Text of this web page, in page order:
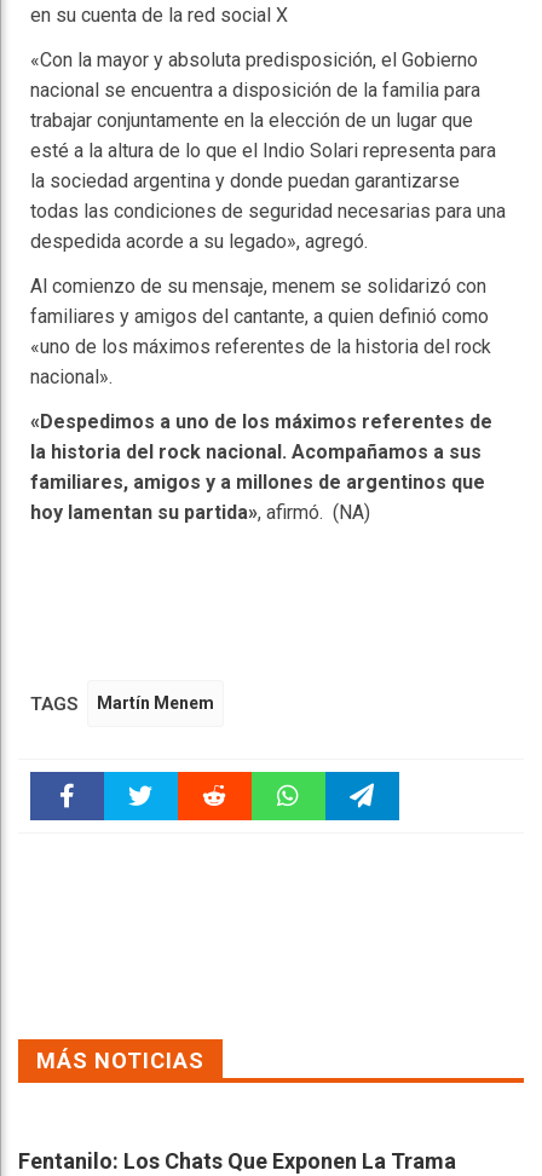
en su cuenta de la red social X
«Con la mayor y absoluta predisposición, el Gobierno
nacional se encuentra a disposición de la familia para
trabajar conjuntamente en la elección de un lugar que
esté a la altura de lo que el Indio Solari representa para
la sociedad argentina y donde puedan garantizarse
todas las condiciones de seguridad necesarias para una
despedida acorde a su legado», agregó.
Al comienzo de su mensaje, menem se solidarizó con
familiares y amigos del cantante, a quien definió como
«uno de los máximos referentes de la historia del rock
nacional».
«Despedimos a uno de los máximos referentes de
la historia del rock nacional. Acompañamos a sus
familiares, amigos y a millones de argentinos que
hoy lamentan su partida», afirmó. (NA)
TAGS Martín Menem
MÁS NOTICIAS
Fentanilo: Los Chats Que Exponen La Trama